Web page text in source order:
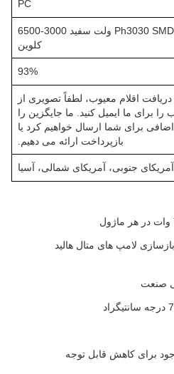
1 وات Ph3030 SMD 6 ولت سفید 3000-6500
کلوین
93%
اقلام معیوب، لطفاً تصویری از
ما ایمیل کنید. ما جایگزین را
برای شما ارسال خواهیم کرد یا
بازپرداخت ارائه می دهیم.
جنوبی، آمریکای شمالی، آسیا
لامپ های متال هالید
کاهش قابل توجه